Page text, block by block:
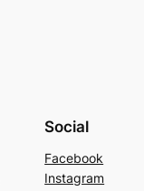
Social
Facebook
Instagram